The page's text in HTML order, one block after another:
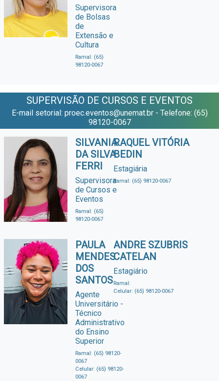
Supervisora
de Bolsas
de
Extensão e
Cultura
Ramal: (65)
98120-0067
SUPERVISÃO DE CURSOS E EVENTOS
E-mail setorial: proec.eventos@unemat.br - Telefone: (65)
98120-0067
SILVANIA
DA SILVA
FERRI
Supervisora
de Cursos e
Eventos
Ramal: (65)
98120-0067
RAQUEL VITÓRIA
BEDIN
Estagiária
Ramal: (65) 98120-0067
PAULA
MENDES
DOS
SANTOS
Agente
Universitário -
Técnico
Administrativo
do Ensino
Superior
Ramal: (65) 98120-
0067
Celular: (65) 98120-
0067
ANDRE SZUBRIS
CATELAN
Estagiário
Ramal:
Celular: (65) 98120-0067